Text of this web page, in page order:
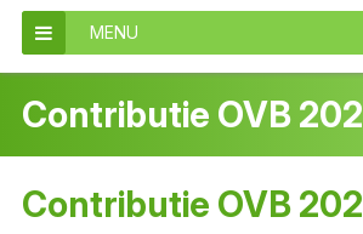
MENU
Contributie OVB
Contributie OVB